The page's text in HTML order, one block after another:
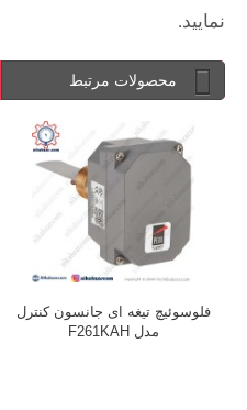
نمایید.
محصولات مرتبط
فلوسوئیچ تیغه ای جانسون کنترل
مدل F261KAH